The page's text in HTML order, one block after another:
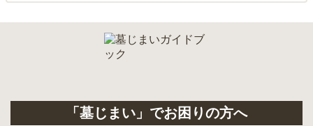
「墓じまい」でお困りの方へ